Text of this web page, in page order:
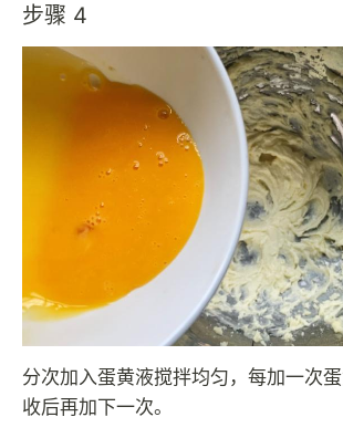
步骤 4
分次加入蛋黄液搅拌均匀，每加一次
收后再加下一次。